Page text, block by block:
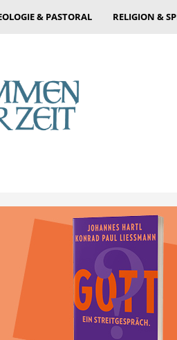
& PASTORAL RELIGION &